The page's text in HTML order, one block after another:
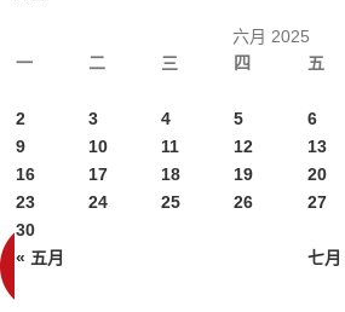
六月 2025
一
二 三 四 五
« 五月 七月
2
3 4 5 6
9
10 11 12 13
16
17 18 19 20
23
24 25 26 27
30